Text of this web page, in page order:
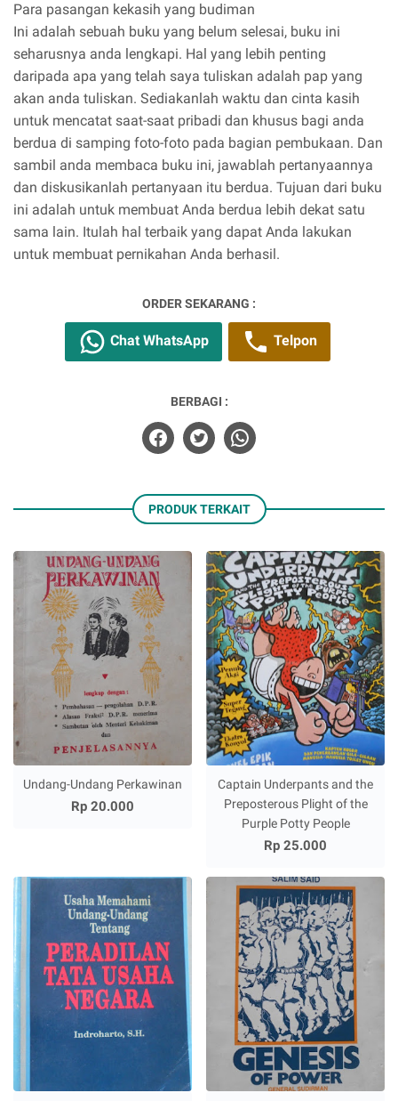
Para pasangan kekasih yang budiman
Ini adalah sebuah buku yang belum selesai, buku ini
seharusnya anda lengkapi. Hal yang lebih penting
daripada apa yang telah saya tuliskan adalah pap yang
akan anda tuliskan. Sediakanlah waktu dan cinta kasih
untuk mencatat saat-saat pribadi dan khusus bagi anda
berdua di samping foto-foto pada bagian pembukaan. Dan
sambil anda membaca buku ini, jawablah pertanyaannya
dan diskusikanlah pertanyaan itu berdua. Tujuan dari buku
ini adalah untuk membuat Anda berdua lebih dekat satu
sama lain. Itulah hal terbaik yang dapat Anda lakukan
untuk membuat pernikahan Anda berhasil.
ORDER SEKARANG :
Chat WhatsApp Telpon
BERBAGI :
PRODUK TERKAIT
Undang-Undang Perkawinan
Rp 20.000
Captain Underpants and the
Preposterous Plight of the
Purple Potty People
Rp 25.000